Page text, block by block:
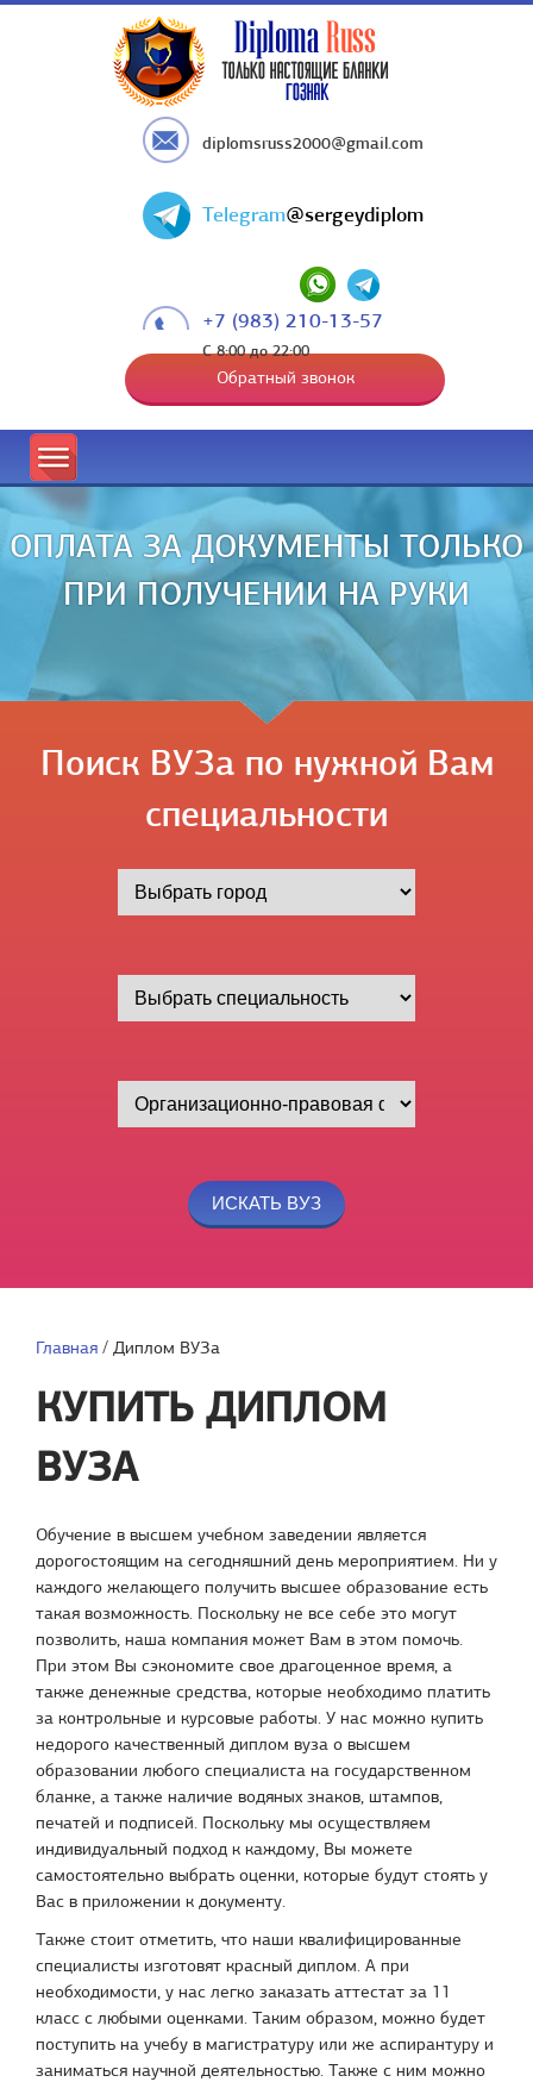
diplomsruss2000@gmail.com
Telegram@sergeydiplom
+7 (983) 210-13-57
С 8:00 до 22:00
Обратный звонок
ОПЛАТА ЗА ДОКУМЕНТЫ ТОЛЬКО
ПРИ ПОЛУЧЕНИИ НА РУКИ
Поиск ВУЗа по нужной Вам
специальности
Главная / Диплом ВУЗа
КУПИТЬ ДИПЛОМ
ВУЗА
Обучение в высшем учебном заведении является
дорогостоящим на сегодняшний день мероприятием. Ни у
каждого желающего получить высшее образование есть
такая возможность. Поскольку не все себе это могут
позволить, наша компания может Вам в этом помочь.
При этом Вы сэкономите свое драгоценное время, а
также денежные средства, которые необходимо платить
за контрольные и курсовые работы. У нас можно купить
недорого качественный диплом вуза о высшем
образовании любого специалиста на государственном
бланке, а также наличие водяных знаков, штампов,
печатей и подписей. Поскольку мы осуществляем
индивидуальный подход к каждому, Вы можете
самостоятельно выбрать оценки, которые будут стоять у
Вас в приложении к документу.
Также стоит отметить, что наши квалифицированные
специалисты изготовят красный диплом. А при
необходимости, у нас легко заказать аттестат за 11
класс с любыми оценками. Таким образом, можно будет
поступить на учебу в магистратуру или же аспирантуру и
заниматься научной деятельностью. Также с ним можно